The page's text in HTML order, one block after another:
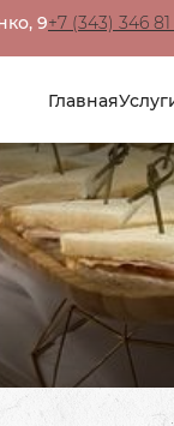
9+7 (343) 346 81
Главная